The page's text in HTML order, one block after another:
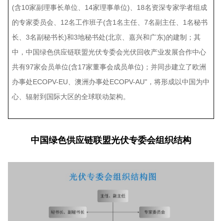
(含10家副理事长单位、14家理事单位)、18名资深专家学者组成
的专家委员会、12名工作班子(含1名主任、7名副主任、1名秘书
长、3名副秘书长)和3地秘书处(北京、嘉兴和广东)的建制；其
中，中国绿色供应链联盟光伏专委会光伏回收产业发展合作中心
共有97家会员单位(含17家董事会成员单位)；并同步建立了欧洲
办事处ECOPV-EU、澳洲办事处ECOPV-AU"，将形成以中国为中
心、辐射到国际大区的全球联动架构。
中国绿色供应链联盟光伏专委会组织结构